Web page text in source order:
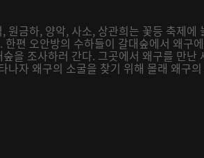
원금하, 양악, 사소, 상관희는 꽃등 축제에
편 오안방의 수하들이 갈대숲에서 왜구
을 조사하러 간다. 그곳에서 왜구를 만난
나자 왜구의 소굴을 찾기 위해 몰래 왜구